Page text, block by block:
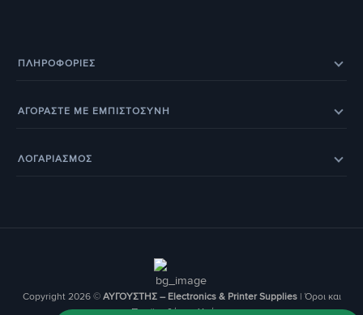
ΠΛΗΡΟΦΟΡΊΕΣ
ΑΓΟΡΑΣΤΕ ΜΕ ΕΜΠΙΣΤΟΣΥΝΗ
ΛΟΓΑΡΙΑΣΜΟΣ
Copyright 2026 © ΑΥΓΟΥΣΤΗΣ – Electronics & Printer Supplies| Όροι και
Προϋποθέσεις Χρήσης